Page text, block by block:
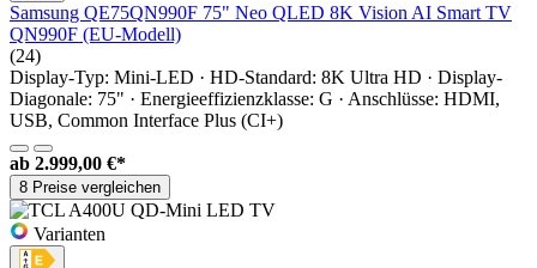
Samsung QE75QN990F 75" Neo QLED 8K Vision AI Smart TV
QN990F (EU-Modell)
(24)
Display-Typ: Mini-LED · HD-Standard: 8K Ultra HD · Display-
Diagonale: 75" · Energieeffizienzklasse: G · Anschlüsse: HDMI,
USB, Common Interface Plus (CI+)
ab 2.999,00 €*
8 Preise vergleichen
Varianten